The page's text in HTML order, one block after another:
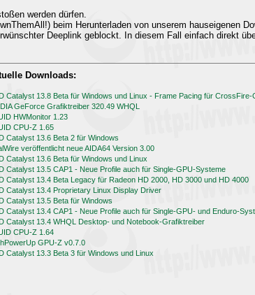
werden dürfen.
beim Herunterladen von unserem hauseigenen
Deeplink geblockt. In diesem Fall einfach direkt
Downloads:
Catalyst 13.8 Beta für Windows und Linux - Frame Pacing für CrossFire-
GeForce Grafiktreiber 320.49 WHQL
HWMonitor 1.23
CPU-Z 1.65
Catalyst 13.6 Beta 2 für Windows
veröffentlicht neue AIDA64 Version 3.00
Catalyst 13.6 Beta für Windows und Linux
Catalyst 13.5 CAP1 - Neue Profile auch für Single-GPU-Systeme
Catalyst 13.4 Beta Legacy für Radeon HD 2000, HD 3000 und HD 4000
Catalyst 13.4 Proprietary Linux Display Driver
Catalyst 13.5 Beta für Windows
Catalyst 13.4 CAP1 - Neue Profile auch für Single-GPU- und Enduro-
Catalyst 13.4 WHQL Desktop- und Notebook-Grafiktreiber
CPU-Z 1.64
GPU-Z v0.7.0
Catalyst 13.3 Beta 3 für Windows und Linux